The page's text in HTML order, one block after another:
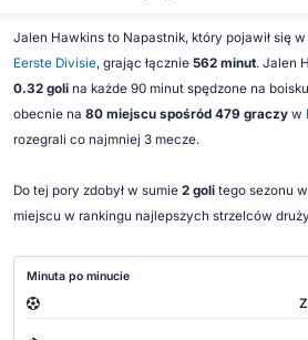
Jalen Hawkins to Napastnik, który pojawił się w
Eerste Divisie, grając łącznie 562 minut. Jalen
0.32 golina każde 90 minut spędzone na
obecnie na 80 miejscu spośród 479 graczyw
rozegrali co najmniej 3 mecze.
Do tej pory zdobył w sumie 2 golitego sezonu
miejscu w rankingu najlepszych strzelców
Minuta po minucie